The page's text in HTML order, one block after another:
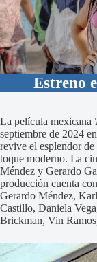
Estreno
La película mexicana
septiembre de 2024
revive el esplendor
toque moderno. La
Méndez y Gerardo
producción cuenta
Gerardo Méndez,
Castillo, Daniela
Brickman, Vin